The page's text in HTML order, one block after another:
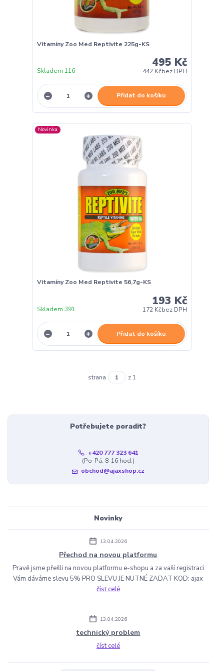
Vitamíny Zoo Med Reptivite 225g-KS
495 Kč
442 Kčbez DPH
Skladem 116
Přidat do košíku
Novinka
Vitamíny Zoo Med Reptivite 56,7g-KS
193 Kč
172 Kčbez DPH
Skladem 391
Přidat do košíku
strana z 1
Potřebujete poradit?
+420 777 323 641
(Po-Pá, 8-16 hod.)
obchod@ajaxshop.cz
Novinky
13.04.2026
Přechod na novou platformu
Pravě jsme přešli na novou platformu e-shopu a za vaší registraci
Vám dáváme slevu 5% PRO SLEVU JE NUTNÉ ZADAT KOD: ajax
číst celé
13.04.2026
technický problem
číst celé